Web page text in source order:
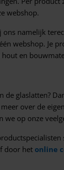
webshop.
ons namelijk
webshop. Je
en
glaslatten?
over de
op onze
door het online